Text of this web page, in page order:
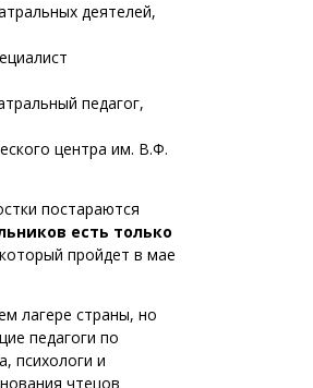
деятелей,
педагог,
центра им. В.Ф.
постараются
есть только
пройдет в мае
лагере страны, но
педагоги по
психологи и
чтецов